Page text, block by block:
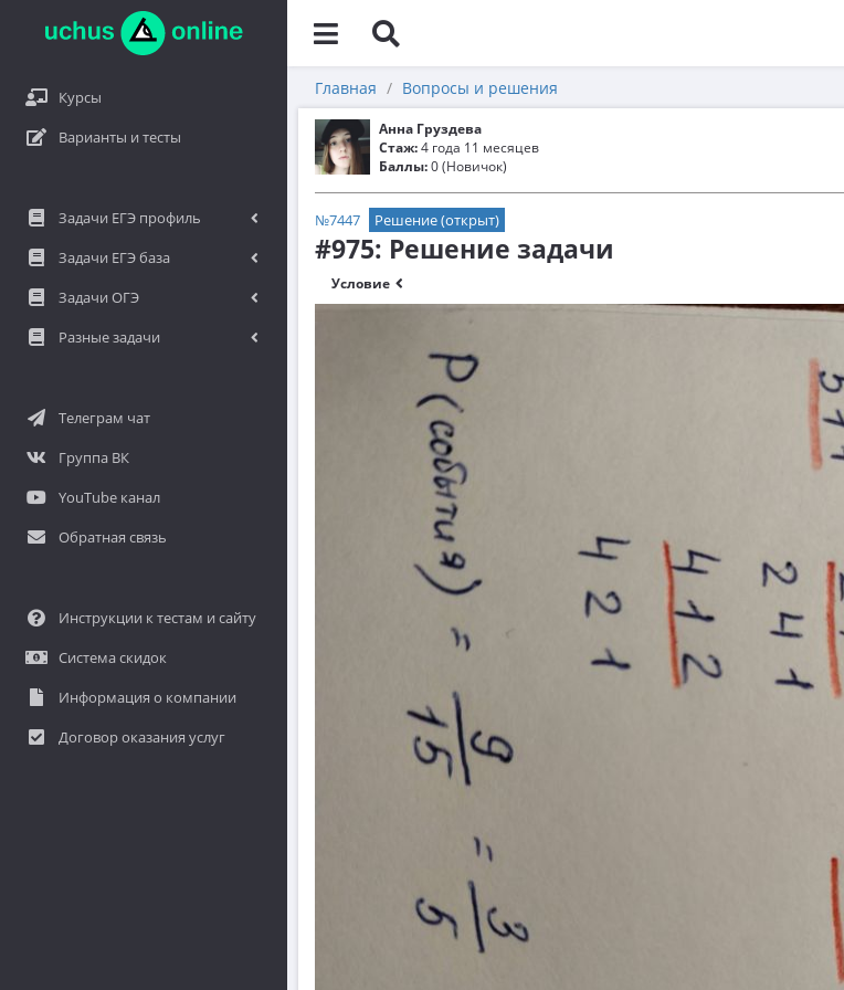
Курсы
Варианты и тесты
Задачи ЕГЭ профиль
Задачи ЕГЭ база
Задачи ОГЭ
Разные задачи
Телеграм чат
Группа ВК
YouTube канал
Обратная связь
Инструкции к тестам и сайту
Система скидок
Информация о компании
Договор оказания услуг
Главная Вопросы и решения
Анна Груздева
Стаж:4 года 11 месяцев
Баллы:0 (Новичок)
№7447 Решение (открыт)
#975: Решение задачи
Условие